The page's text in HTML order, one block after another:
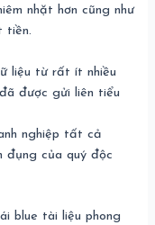
nhặt hơn cũng như
tiền.
liệu từ rất ít nhiều
được gửi liên tiểu
nghiệp tất cả
đụng của quý độc
blue tài liệu phong